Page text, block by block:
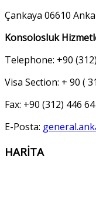
Çankaya 06610
Konsolosluk
Telephone: +90
Visa Section: + 90 (
Fax: +90 (312) 446
E-Posta:
HARİTA